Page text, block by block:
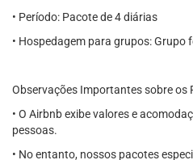
• Período: Pacote de 4 diárias
• Hospedagem para grupos: Grupo
Observações Importantes sobre os
• O Airbnb exibe valores e
pessoas.
• No entanto, nossos pacotes